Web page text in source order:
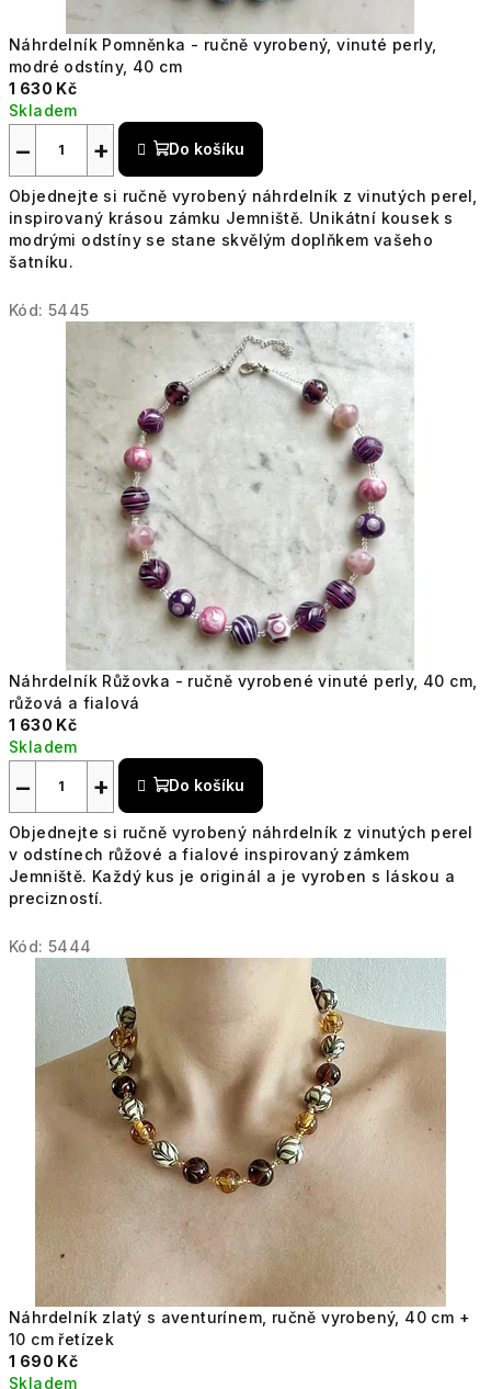
Náhrdelník Pomněnka - ručně vyrobený, vinuté perly,
modré odstíny, 40 cm
1 630 Kč
Skladem
+
− Do košíku
Objednejte si ručně vyrobený náhrdelník z vinutých perel,
inspirovaný krásou zámku Jemniště. Unikátní kousek s
modrými odstíny se stane skvělým doplňkem vašeho
šatníku.
Kód: 5445
Náhrdelník Růžovka - ručně vyrobené vinuté perly, 40 cm,
růžová a fialová
1 630 Kč
Skladem
+
− Do košíku
Objednejte si ručně vyrobený náhrdelník z vinutých perel
v odstínech růžové a fialové inspirovaný zámkem
Jemniště. Každý kus je originál a je vyroben s láskou a
precizností.
Kód: 5444
Náhrdelník zlatý s aventurínem, ručně vyrobený, 40 cm +
10 cm řetízek
1 690 Kč
Skladem